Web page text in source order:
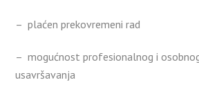
– plaćen prekovremeni rad
– mogućnost profesionalnog i
usavršavanja